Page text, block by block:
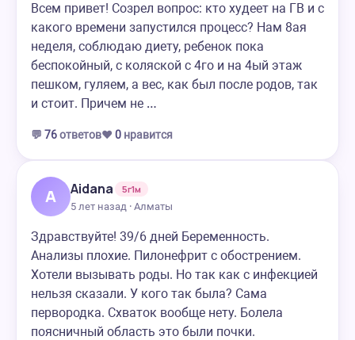
Всем привет! Созрел вопрос: кто худеет на ГВ и с
какого времени запустился процесс? Нам 8ая
неделя, соблюдаю диету, ребенок пока
беспокойный, с коляской с 4го и на 4ый этаж
пешком, гуляем, а вес, как был после родов, так
и стоит. Причем не …
💬 76ответов❤️ 0 нравится
A Aidana
5г1м
5 лет назад · Алматы
Здравствуйте! 39/6 дней Беременность.
Анализы плохие. Пилонефрит с обострением.
Хотели вызывать роды. Но так как с инфекцией
нельзя сказали. У кого так была? Сама
первородка. Схваток вообще нету. Болела
поясничный область это были почки.